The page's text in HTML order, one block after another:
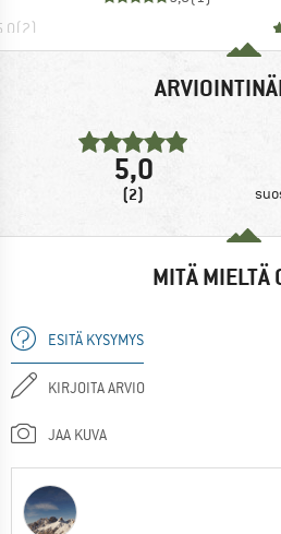
(2)
5,0
(2)
MITÄ MIELTÄ
ESITÄ KYSYMYS
KIRJOITA ARVIO
JAA KUVA